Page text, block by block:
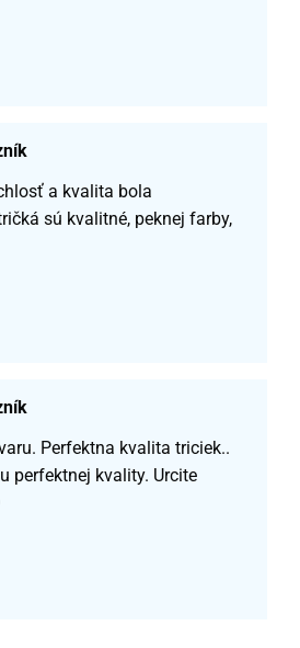
a kvalita bola
sú kvalitné, peknej farby,
Perfektna kvalita triciek..
perfektnej kvality. Urcite